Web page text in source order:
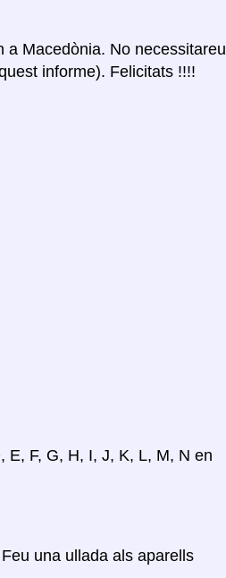
a Macedònia. No necessitareu
informe). Felicitats !!!!
E, F, G, H, I, J, K, L, M, N en
una ullada als aparells